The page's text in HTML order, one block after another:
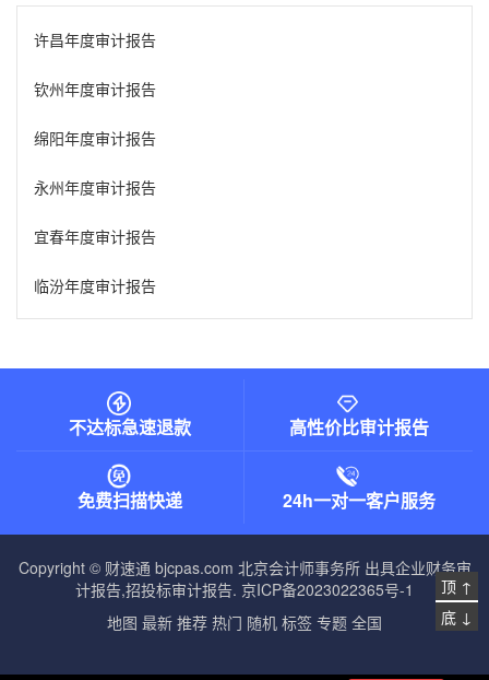
许昌年度审计报告
钦州年度审计报告
绵阳年度审计报告
永州年度审计报告
宜春年度审计报告
临汾年度审计报告
不达标急速退款 高性价比审计报告
免费扫描快递 24h一对一客户服务
Copyright © 财速通 bjcpas.com 北京会计师事务所出具企业财务审
计报告,招投标审计报告. 京ICP备2023022365号-1
地图 最新 推荐 热门 随机 标签 专题 全国
顶 ↑
底 ↓